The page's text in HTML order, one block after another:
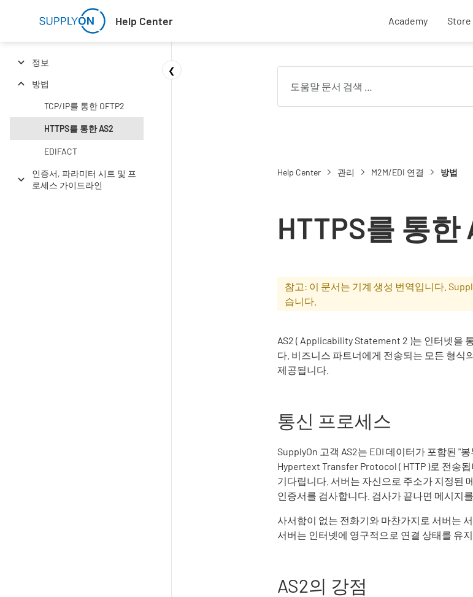
Skip to main content
Help Center External
Academy Store
정보
방법
TCP/IP를 통한 OFTP2
HTTPS를 통한 AS2
EDIFACT
인증서, 파라미터 시트 및 프
로세스 가이드라인
❮
Help Center 관리 M2M/EDI 연결 방법
HTTPS를 통한
참고: 이 문서는 기계 생성 번역입니다.
습니다.
AS2 ( Applicability Statement 2 )는 인터넷을
다. 비즈니스 파트너에게 전송되는 모든 형식
제공됩니다.
통신 프로세스
SupplyOn 고객 AS2는 EDI 데이터가 포함된 "
Hypertext Transfer Protocol ( HTTP )로 전송
기다립니다. 서버는 자신으로 주소가 지정된
인증서를 검사합니다. 검사가 끝나면 메시지
사서함이 없는 전화기와 마찬가지로 서버는
서버는 인터넷에 영구적으로 연결 상태를 유
AS2의 강점